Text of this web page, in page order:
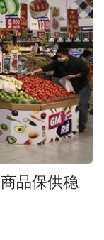
品保供稳